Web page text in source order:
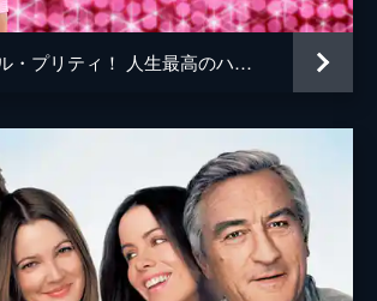
ティム・サリヴァン
キャロライン・カプラン
エレン・バーキン
マーク・キャントン
アイ・フィール・プリティ！ 人生最高のハプニング